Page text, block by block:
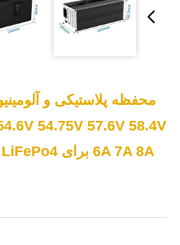
6A 7A 8A برای LiFePo4 باتری های لیتیوم اسید سرب